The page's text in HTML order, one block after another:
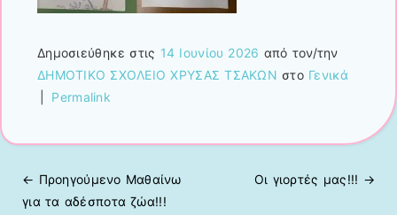
Δημοσιεύθηκε στις 14 Ιουνίου 2026 από τον/την
ΔΗΜΟΤΙΚΟ ΣΧΟΛΕΙΟ ΧΡΥΣΑΣ ΤΣΑΚΩΝ στο Γενικά
Permalink
Πλοήγηση άρθρων
← Προηγούμενo Μαθαίνω
για τα αδέσποτα ζώα!!!
Οι γιορτές μας!!! →